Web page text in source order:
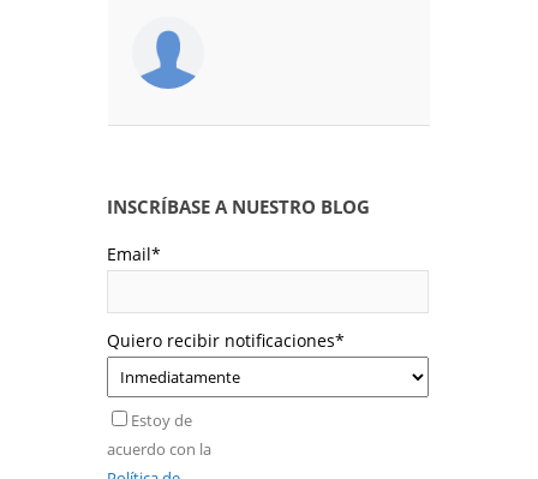
INSCRÍBASE A NUESTRO BLOG
Email*
Quiero recibir notificaciones*
Estoy de
acuerdo con la